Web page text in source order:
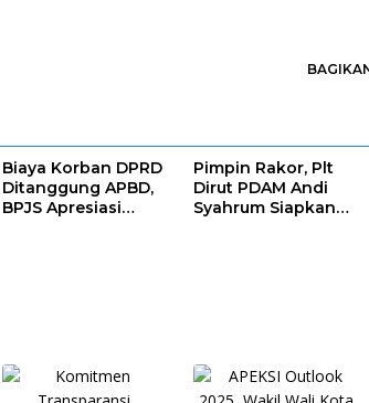
Biaya Korban DPRD
Ditanggung APBD,
BPJS Apresiasi
Pimpin Rakor, Plt
Dirut PDAM Andi
Syahrum Siapkan